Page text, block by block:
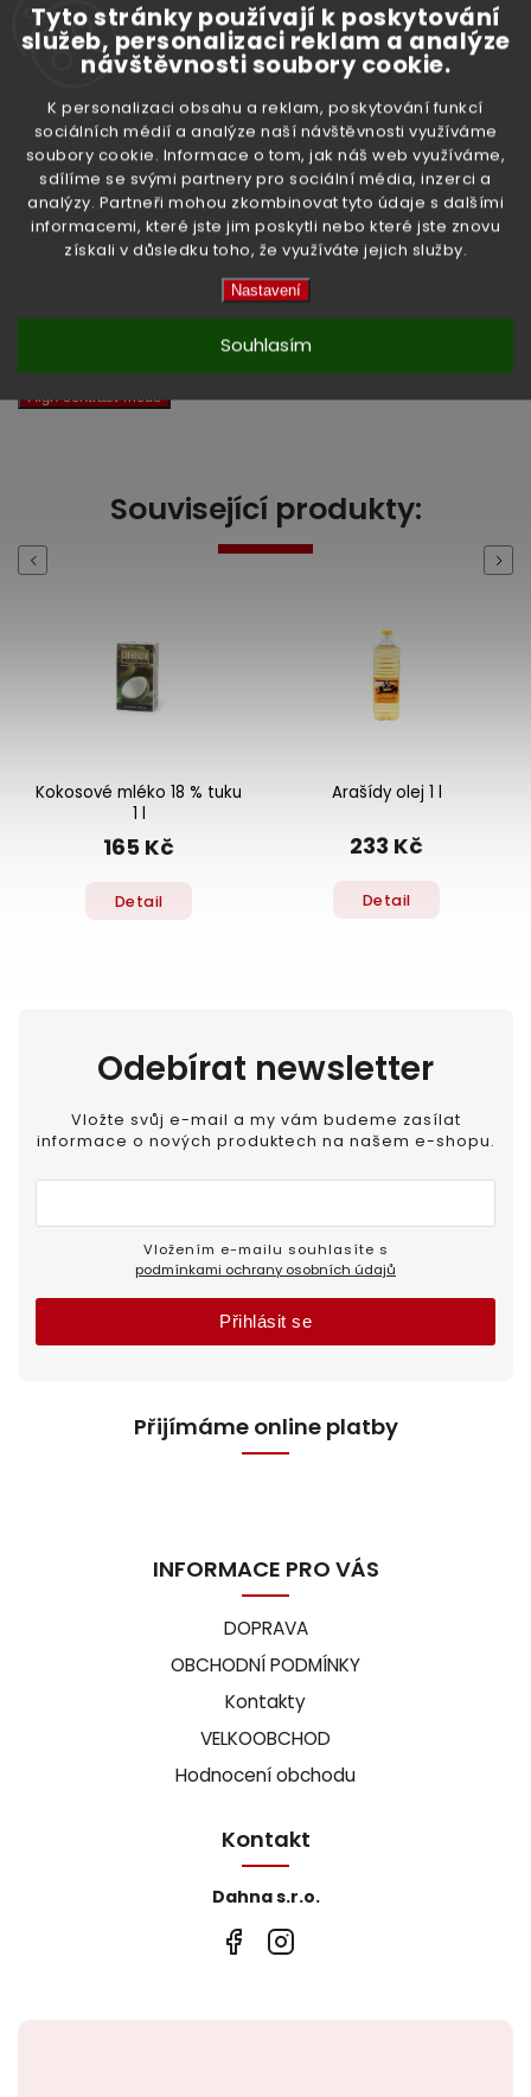
Tyto stránky používají k poskytování
služeb, personalizaci reklam a analýze
návštěvnosti soubory cookie.
K personalizaci obsahu a reklam, poskytování funkcí
sociálních médií a analýze naší návštěvnosti využíváme
soubory cookie. Informace o tom, jak náš web využíváme,
sdílíme se svými partnery pro sociální média, inzerci a
analýzy. Partneři mohou zkombinovat tyto údaje s dalšími
informacemi, které jste jim poskytli nebo které jste znovu
získali v důsledku toho, že využíváte jejich služby.
Nastavení
Souhlasím
Doplňkové parametry
Kategorie: Kokosové produkty
Hmotnost: 0.51 kg
Položka byla vyprodána…
High-contrast mode
Související produkty:
Previous
Kokosové mléko 18 % tuku
1 l
165 Kč
Detail
Arašídy olej 1 l
233 Kč
Detail
Next
Odebírat newsletter
Vložte svůj e-mail a my vám budeme zasílat
informace o nových produktech na našem e-shopu.
podmínkami ochrany osobních údajů
Přihlásit se
Přijímáme online platby
INFORMACE PRO VÁS
DOPRAVA
OBCHODNÍ PODMÍNKY
Kontakty
VELKOOBCHOD
Hodnocení obchodu
Kontakt
Dahna s.r.o.